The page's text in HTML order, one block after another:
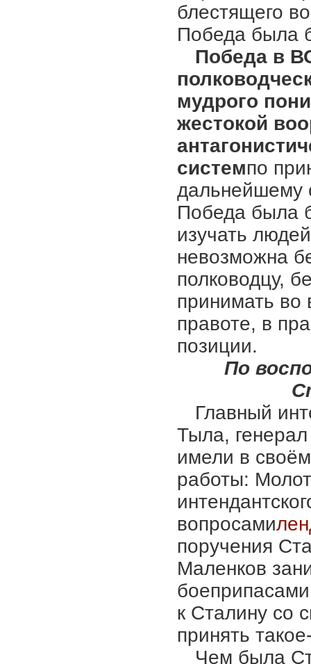
блестящего
Победа была
Победа в
мудрого
жестокой
системпо
дальнейшему
Победа была
изучать
невозможна
полководцу,
принимать во
правоте, в
позиции.
По
Главный
Тыла,
имели в
работы:
вопросами
поручения
Маленков
к Сталину со
принять
Чем была